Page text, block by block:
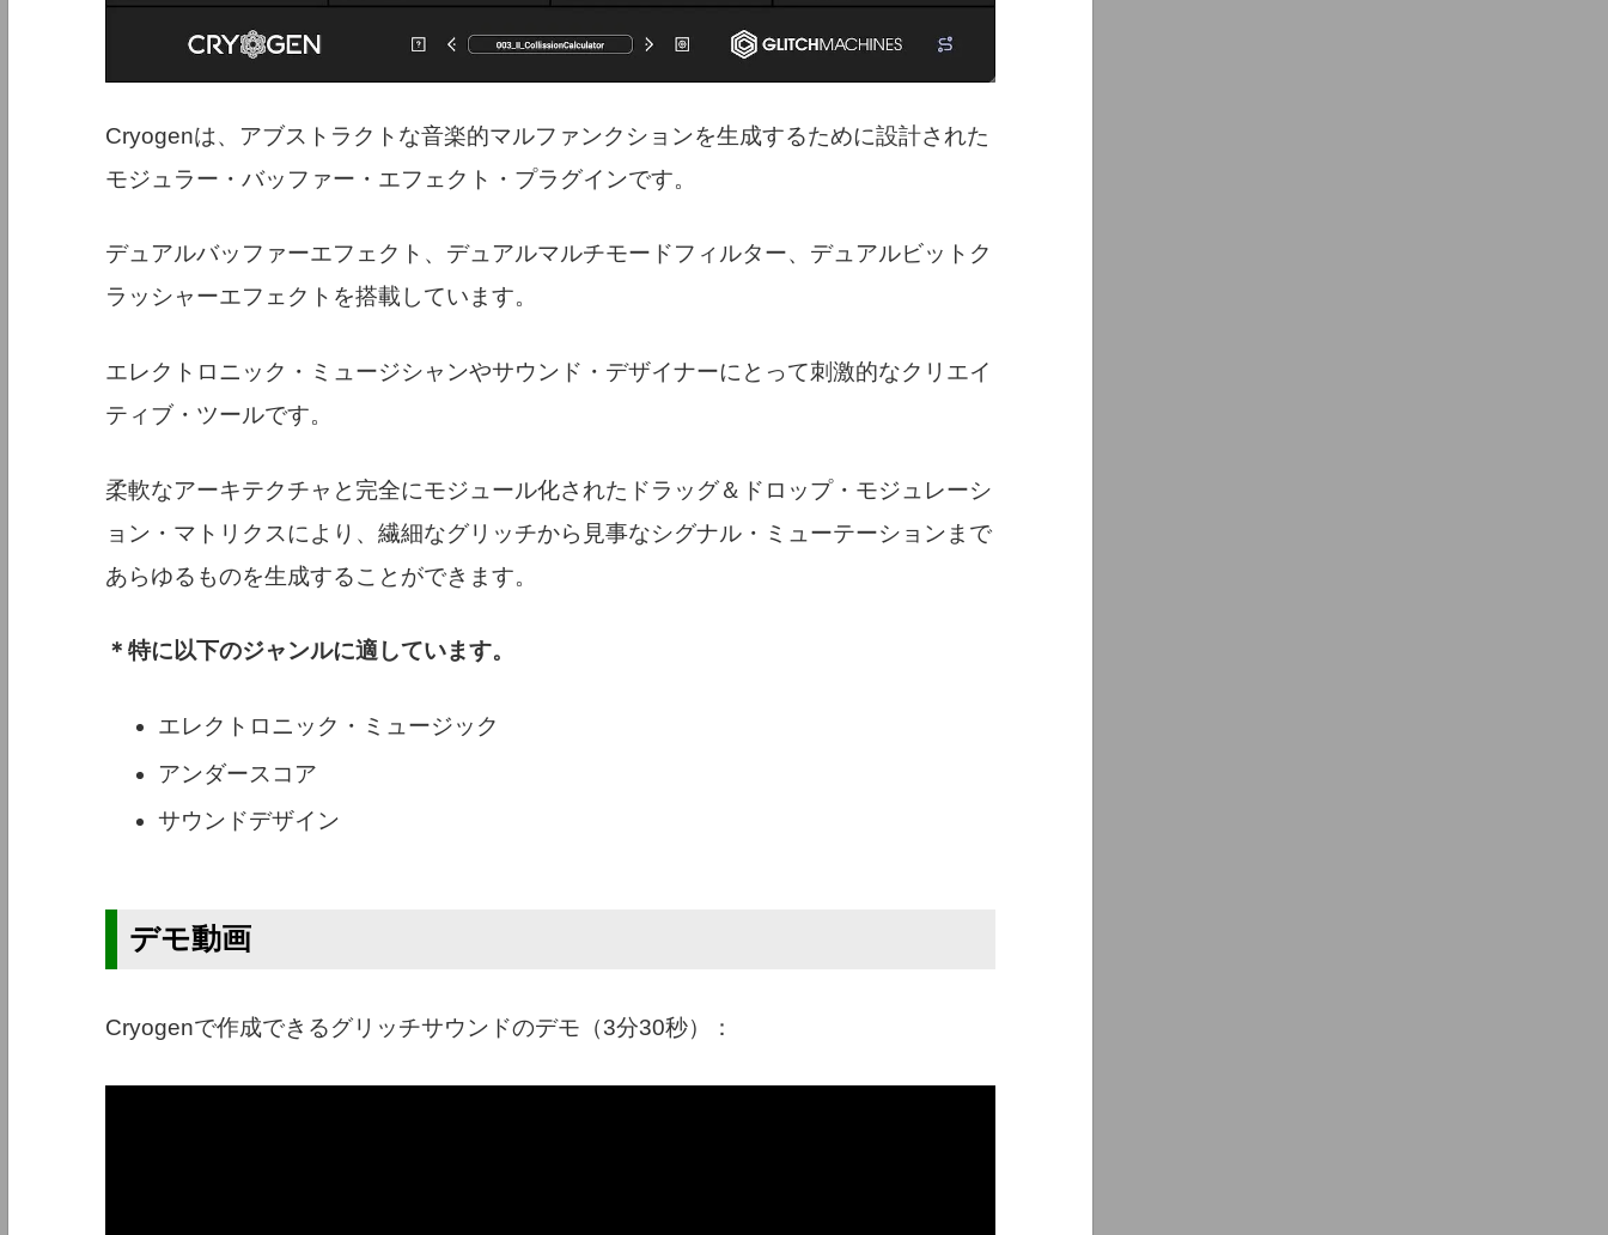
Cryogenは、アブストラクトな音楽的マルファンクションを生成するために設計された
モジュラー・バッファー・エフェクト・プラグインです。
デュアルバッファーエフェクト、デュアルマルチモードフィルター、デュアルビットク
ラッシャーエフェクトを搭載しています。
エレクトロニック・ミュージシャンやサウンド・デザイナーにとって刺激的なクリエイ
ティブ・ツールです。
柔軟なアーキテクチャと完全にモジュール化されたドラッグ＆ドロップ・モジュレーシ
ョン・マトリクスにより、繊細なグリッチから見事なシグナル・ミューテーションまで
あらゆるものを生成することができます。
＊特に以下のジャンルに適しています。
エレクトロニック・ミュージック
アンダースコア
サウンドデザイン
デモ動画
Cryogenで作成できるグリッチサウンドのデモ（3分30秒）：